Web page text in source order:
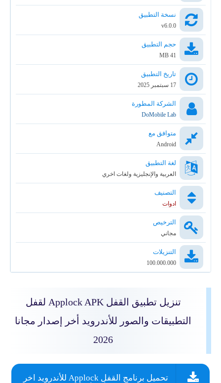
نسخة التطبيق
v6.0.0
حجم التطبيق
41 MB
تاريخ التطبيق
17 سبتمبر 2025
الشركة المطورة
DoMobile Lab
متوافق مع
Android
لغة التطبيق
العربية والإنجليزية ولغات اخري
التصنيف
ادوات
الترخيص
مجاني
التنزيلات
100.000.000
تنزيل تطبيق القفل Applock APK لقفل
التطبيقات والصور للأندرويد أخر إصدار مجانا
2026
تحميل برنامج القفل Applock للأندرويد اخر